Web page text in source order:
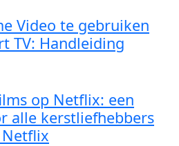
Video te gebruiken
TV: Handleiding
op Netflix: een
alle kerstliefhebbers